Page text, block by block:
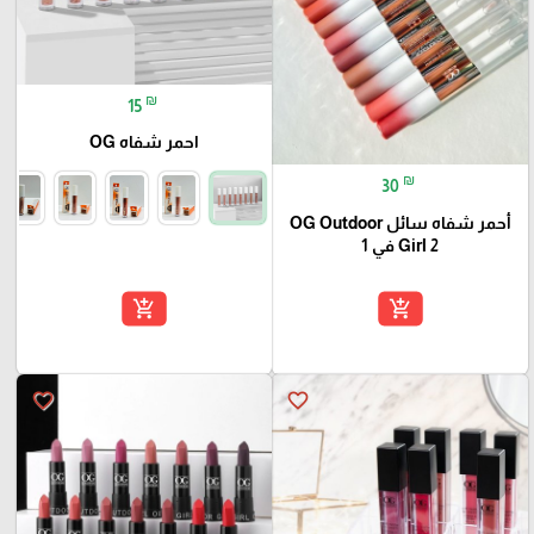
30 ₪
أحمر شفاه سائل OG Outdoor
Girl 2 في 1
add_shopping_cart
15 ₪
احمر شفاه OG
add_shopping_cart
favorite_border
favorite_border